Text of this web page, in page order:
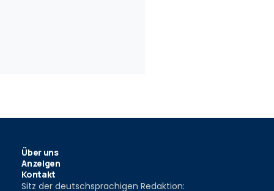
Über uns
Anzeigen
Kontakt
Sitz der deutschsprachigen Redaktion: